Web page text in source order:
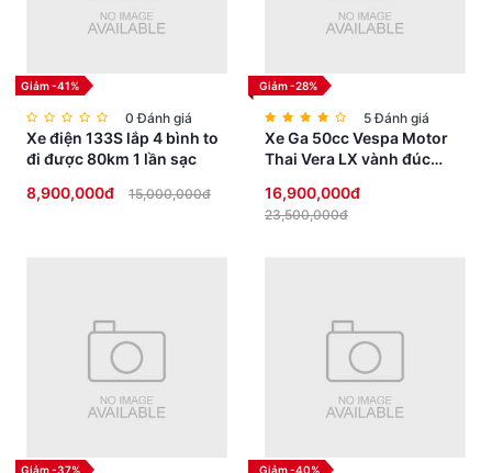
Giảm -41%
0 Đánh giá
Xe điện 133S lắp 4 bình to
đi được 80km 1 lần sạc
8,900,000đ
15,000,000đ
Giảm -28%
5 Đánh giá
Xe Ga 50cc Vespa Motor
Thai Vera LX vành đúc
16,900,000đ
23,500,000đ
Giảm -37% Giảm -40%